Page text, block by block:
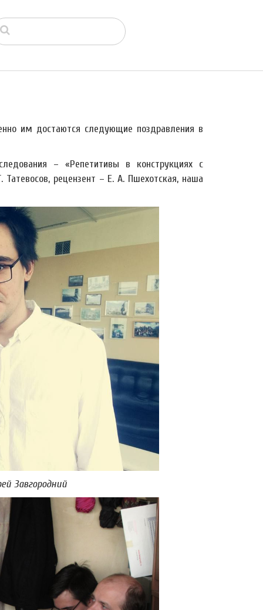
им достаются следующие поздравления в
– «Репетитивы в конструкциях с
рецензент – Е. А. Пшехотская, наша
Завгородний